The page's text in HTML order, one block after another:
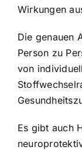
Wirkungen
Die genauen
Person zu
von
Es gibt auch